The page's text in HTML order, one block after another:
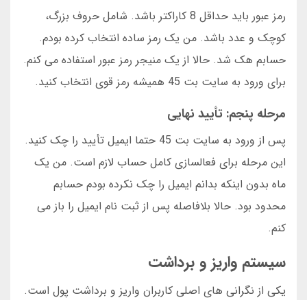
رمز عبور باید حداقل 8 کاراکتر باشد. شامل حروف بزرگ،
کوچک و عدد باشد. من یک رمز ساده انتخاب کرده بودم.
حسابم هک شد. حالا از یک منیجر رمز عبور استفاده می کنم.
برای ورود به سایت بت 45 همیشه رمز قوی انتخاب کنید.
مرحله پنجم: تأیید نهایی
پس از ورود به سایت بت 45 حتما ایمیل تأیید را چک کنید.
این مرحله برای فعالسازی کامل حساب لازم است. من یک
ماه بدون اینکه بدانم ایمیل را چک نکرده بودم حسابم
محدود بود. حالا بلافاصله پس از ثبت نام ایمیل را باز می
کنم.
سیستم واریز و برداشت
یکی از نگرانی های اصلی کاربران واریز و برداشت پول است.